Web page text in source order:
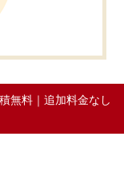
無料｜追加料金なし